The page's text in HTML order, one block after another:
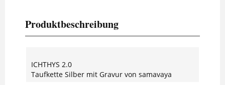
Produktbeschreibung
ICHTHYS 2.0
Taufkette Silber mit Gravur von samavaya